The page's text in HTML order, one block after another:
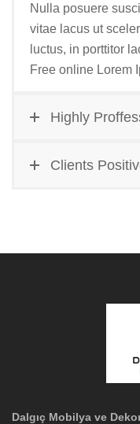
Nulla posuere
vitae lacus ut
luctus, in porttitor
Free online Lorem
Highly
Clients
Dalgıç Mobilya ve